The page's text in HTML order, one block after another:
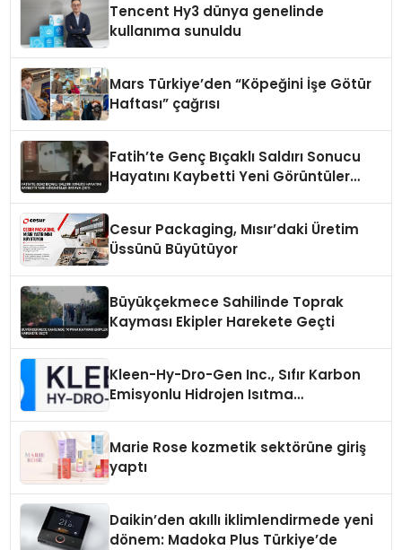
Tencent Hy3 dünya genelinde
kullanıma sunuldu
Mars Türkiye’den “Köpeğini İşe Götür
Haftası” çağrısı
Fatih’te Genç Bıçaklı Saldırı Sonucu
Hayatını Kaybetti Yeni Görüntüler
Cesur Packaging, Mısır’daki Üretim
Üssünü Büyütüyor
Büyükçekmece Sahilinde Toprak
Kayması Ekipler Harekete Geçti
Kleen-Hy-Dro-Gen Inc., Sıfır Karbon
Emisyonlu Hidrojen Isıtma
Marie Rose kozmetik sektörüne giriş
yaptı
Daikin’den akıllı iklimlendirmede yeni
dönem: Madoka Plus Türkiye’de